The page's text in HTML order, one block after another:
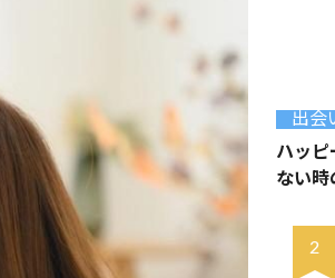
出会
ハッピ
ない時